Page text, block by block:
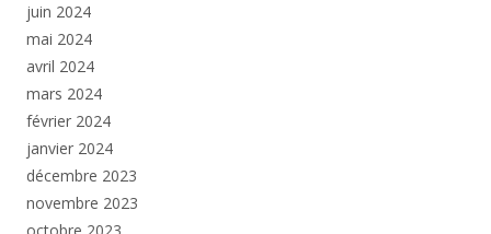
juin 2024
mai 2024
avril 2024
mars 2024
février 2024
janvier 2024
décembre 2023
novembre 2023